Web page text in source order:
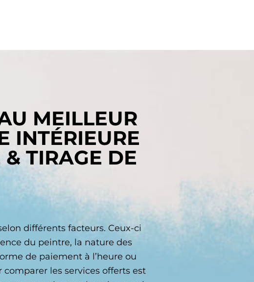
MEILLEUR
INTÉRIEURE
TIRAGE DE
différents facteurs. Ceux-ci
du peintre, la nature des
de paiement à l’heure ou
les services offerts est